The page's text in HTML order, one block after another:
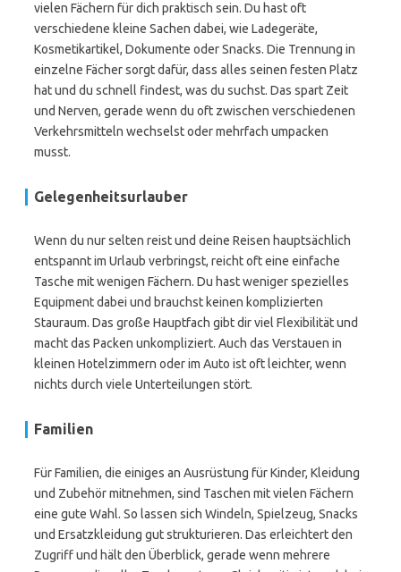
vielen Fächern für dich praktisch sein. Du hast oft
verschiedene kleine Sachen dabei, wie Ladegeräte,
Kosmetikartikel, Dokumente oder Snacks. Die Trennung in
einzelne Fächer sorgt dafür, dass alles seinen festen Platz
hat und du schnell findest, was du suchst. Das spart Zeit
und Nerven, gerade wenn du oft zwischen verschiedenen
Verkehrsmitteln wechselst oder mehrfach umpacken
musst.
Gelegenheitsurlauber
Wenn du nur selten reist und deine Reisen hauptsächlich
entspannt im Urlaub verbringst, reicht oft eine einfache
Tasche mit wenigen Fächern. Du hast weniger spezielles
Equipment dabei und brauchst keinen komplizierten
Stauraum. Das große Hauptfach gibt dir viel Flexibilität und
macht das Packen unkompliziert. Auch das Verstauen in
kleinen Hotelzimmern oder im Auto ist oft leichter, wenn
nichts durch viele Unterteilungen stört.
Familien
Für Familien, die einiges an Ausrüstung für Kinder, Kleidung
und Zubehör mitnehmen, sind Taschen mit vielen Fächern
eine gute Wahl. So lassen sich Windeln, Spielzeug, Snacks
und Ersatzkleidung gut strukturieren. Das erleichtert den
Zugriff und hält den Überblick, gerade wenn mehrere